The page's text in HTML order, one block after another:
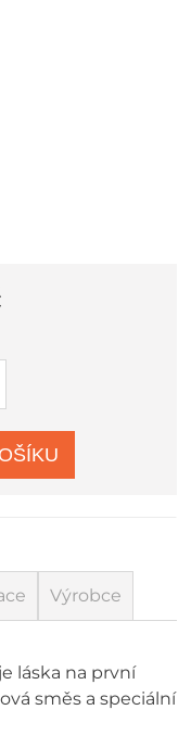
Výrobce
láska na první
směs a speciální